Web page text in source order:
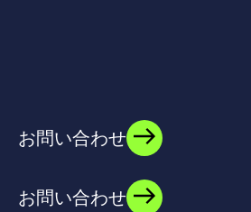
お問い合わせ
お問い合わせ